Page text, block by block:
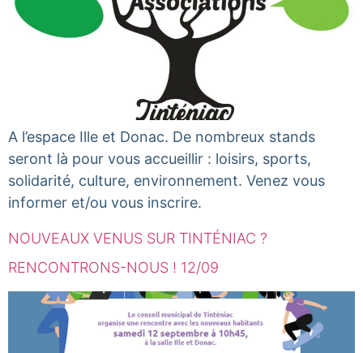
A l’espace Ille et Donac. De nombreux stands
seront là pour vous accueillir : loisirs, sports,
solidarité, culture, environnement. Venez vous
informer et/ou vous inscrire.
NOUVEAUX VENUS SUR TINTÉNIAC ?
RENCONTRONS-NOUS ! 12/09